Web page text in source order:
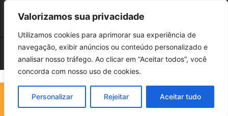
Valorizamos sua privacidade
Utilizamos cookies para aprimorar sua experiência de
navegação, exibir anúncios ou conteúdo personalizado e
analisar nosso tráfego. Ao clicar em “Aceitar todos”, você
concorda com nosso uso de cookies.
Personalizar Rejeitar Aceitar tudo